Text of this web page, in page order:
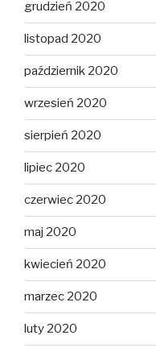
grudzień 2020
listopad 2020
październik 2020
wrzesień 2020
sierpień 2020
lipiec 2020
czerwiec 2020
maj 2020
kwiecień 2020
marzec 2020
luty 2020